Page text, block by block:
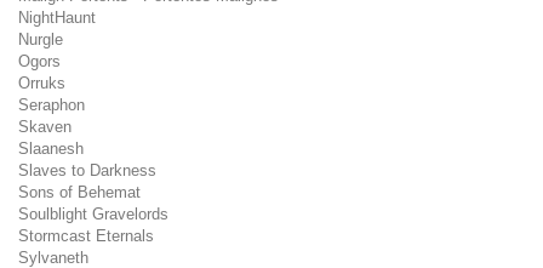
NightHaunt
Nurgle
Ogors
Orruks
Seraphon
Skaven
Slaanesh
Slaves to Darkness
Sons of Behemat
Soulblight Gravelords
Stormcast Eternals
Sylvaneth